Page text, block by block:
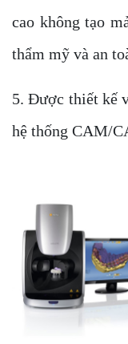
cao không tạo
thẩm mỹ và an
5. Được thiết kế
hệ thống CAM/